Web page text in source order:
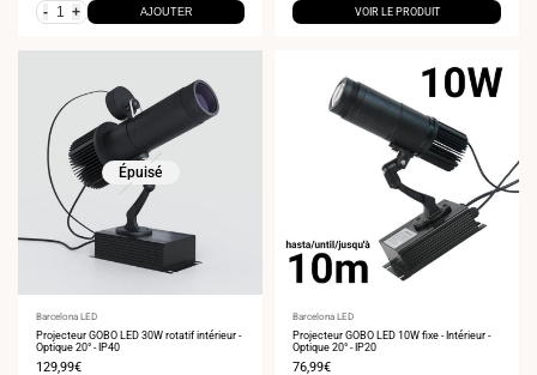
- + AJOUTER VOIR LE PRODUIT
Épuisé
Fournisseur
:
Barcelona LED
Projecteur GOBO LED 30W rotatif intérieur -
Optique 20° - IP40
Prix
129,99€
Fournisseur
:
Barcelona LED
Projecteur GOBO LED 10W fixe - Intérieur -
Optique 20° - IP20
Prix
76,99€